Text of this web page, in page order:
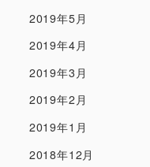
2019年5月
2019年4月
2019年3月
2019年2月
2019年1月
2018年12月